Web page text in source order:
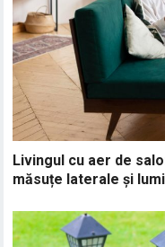
Livingul cu aer de
măsuțe laterale și